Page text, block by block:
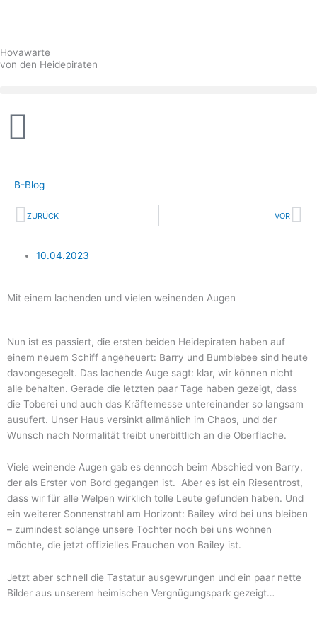
Hovawarte
von den Heidepiraten
B-Blog
Zurück
ZURÜCK VOR
10.04.2023
Mit einem lachenden und vielen weinenden Augen
Nun ist es passiert, die ersten beiden Heidepiraten haben auf
einem neuem Schiff angeheuert: Barry und Bumblebee sind heute
davongesegelt. Das lachende Auge sagt: klar, wir können nicht
alle behalten. Gerade die letzten paar Tage haben gezeigt, dass
die Toberei und auch das Kräftemesse untereinander so langsam
ausufert. Unser Haus versinkt allmählich im Chaos, und der
Wunsch nach Normalität treibt unerbittlich an die Oberfläche.
Viele weinende Augen gab es dennoch beim Abschied von Barry,
der als Erster von Bord gegangen ist. Aber es ist ein Riesentrost,
dass wir für alle Welpen wirklich tolle Leute gefunden haben. Und
ein weiterer Sonnenstrahl am Horizont: Bailey wird bei uns bleiben
– zumindest solange unsere Tochter noch bei uns wohnen
möchte, die jetzt offizielles Frauchen von Bailey ist.
Jetzt aber schnell die Tastatur ausgewrungen und ein paar nette
Bilder aus unserem heimischen Vergnügungspark gezeigt…